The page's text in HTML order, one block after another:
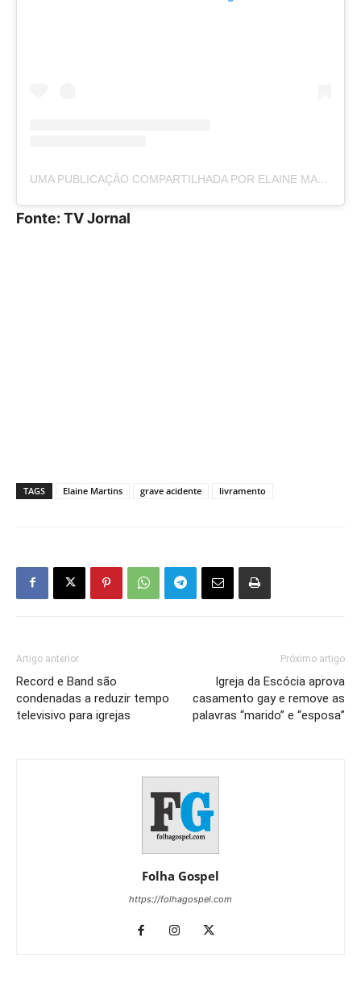
UMA PUBLICAÇÃO COMPARTILHADA POR ELAINE MARTINS (@ELAINEMARTINSOFICIAL)
Fonte: TV Jornal
TAGS Elaine Martins grave acidente livramento
Artigo anterior
Record e Band são
condenadas a reduzir tempo
televisivo para igrejas
Próximo artigo
Igreja da Escócia aprova
casamento gay e remove as
palavras “marido” e “esposa”
Folha Gospel
https://folhagospel.com